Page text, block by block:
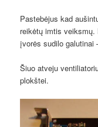
Pastebėjus kad
reikėtų imtis
įvorės sudilo
Šiuo atveju
plokštei.